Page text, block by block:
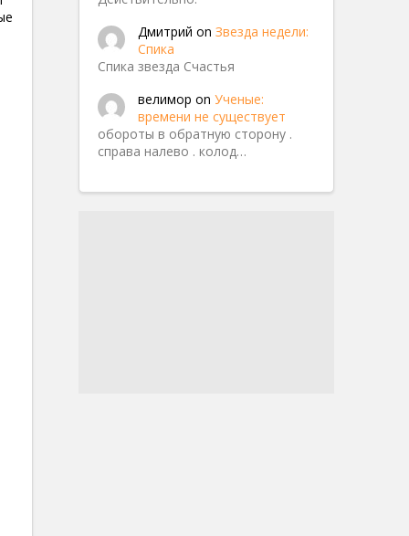
Дмитрий on Звезда недели:
Спика
Спика звезда Счастья
велимор on Ученые:
времени не существует
обороты в обратную сторону .
справа налево . колод…